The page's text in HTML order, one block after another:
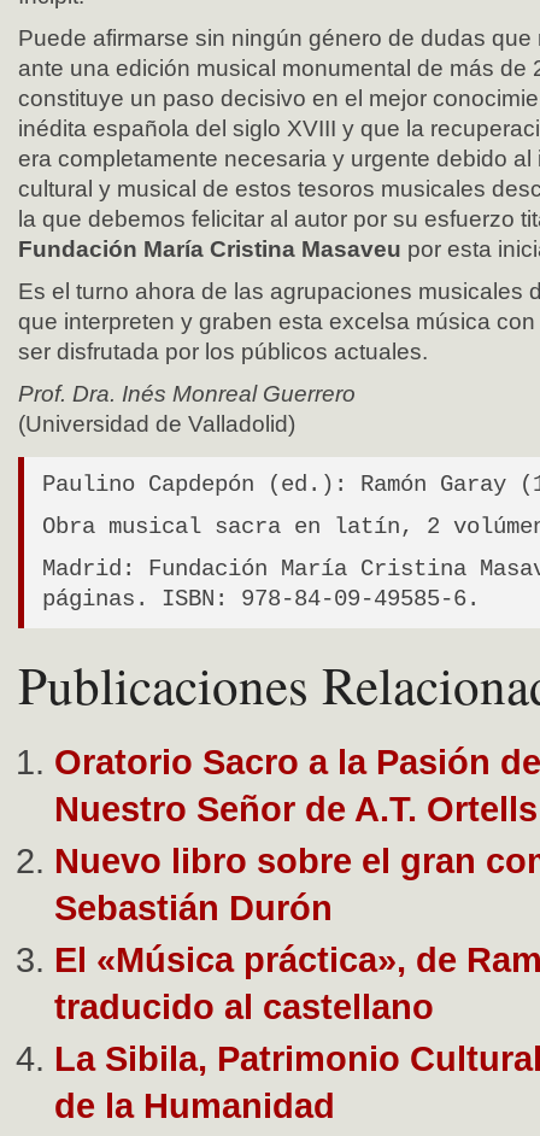
Puede afirmarse sin ningún género de dudas
ante una edición musical monumental de más de
constituye un paso decisivo en el mejor
inédita española del siglo XVIII y que la
era completamente necesaria y urgente debido al
cultural y musical de estos tesoros musicales
la que debemos felicitar al autor por su esfuerzo
Fundación María Cristina Masaveu por esta
Es el turno ahora de las agrupaciones musicales
que interpreten y graben esta excelsa música
ser disfrutada por los públicos actuales.
Prof. Dra. Inés Monreal Guerrero
(Universidad de Valladolid)
Paulino Capdepón (ed.): Ramón Garay
Obra musical sacra en latín, 2
Madrid: Fundación María Cristina
páginas. ISBN: 978-84-09-49585-6.
Publicaciones
Oratorio Sacro a la Pasión
Nuestro Señor de A.T. Ortells
Nuevo libro sobre el gran
Sebastián Durón
El «Música práctica», de
traducido al castellano
La Sibila, Patrimonio
de la Humanidad